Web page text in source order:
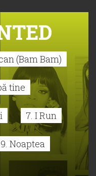
(Bam Bam)
tine
7. I Run
9. Noaptea